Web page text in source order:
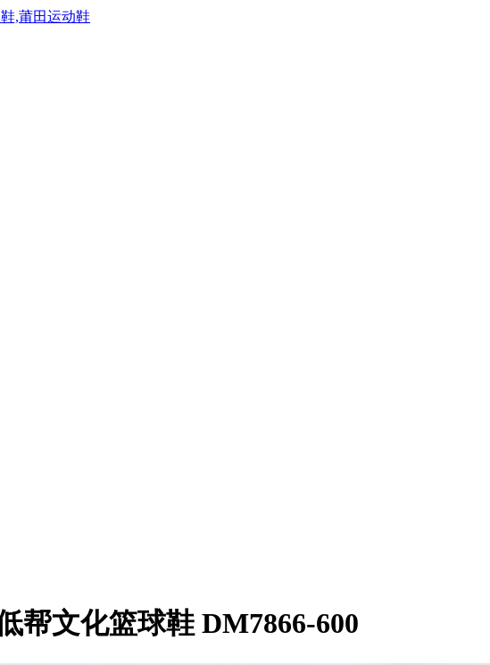
,莆田运动鞋
帮文化篮球鞋 DM7866-600